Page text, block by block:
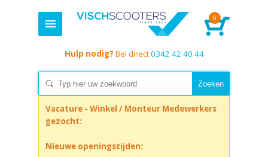
0
Hulp nodig? Bel direct0342 42 40 44
Vacature - Winkel / Monteur Medewerkers
gezocht:
Nieuwe openingstijden: